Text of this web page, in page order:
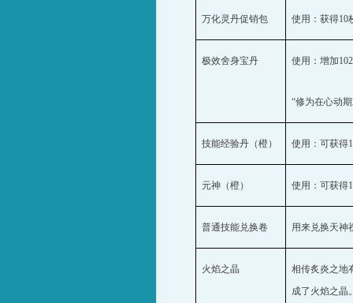
万化灵丹促销包 使用：获得10
极效舍身宝丹 使用：增加
“修为在心动
技能经验丹（橙） 使用：可获得1
元神（橙） 使用：可获得
普通技能兑换卷 用来兑换天神
火焰之晶
相传炙炎之地
成了火焰之晶